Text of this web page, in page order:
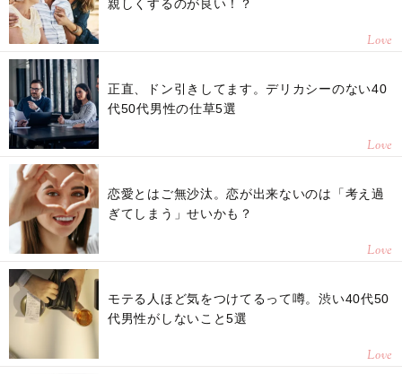
親しくするのが良い！？
Love
正直、ドン引きしてます。デリカシーのない40
代50代男性の仕草5選
Love
恋愛とはご無沙汰。恋が出来ないのは「考え過
ぎてしまう」せいかも？
Love
モテる人ほど気をつけてるって噂。渋い40代50
代男性がしないこと5選
Love